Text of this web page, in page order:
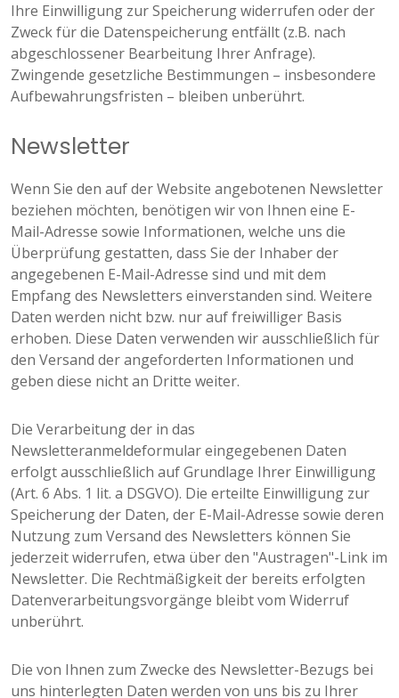
Ihre Einwilligung zur Speicherung widerrufen oder der
Zweck für die Datenspeicherung entfällt (z.B. nach
abgeschlossener Bearbeitung Ihrer Anfrage).
Zwingende gesetzliche Bestimmungen – insbesondere
Aufbewahrungsfristen – bleiben unberührt.
Newsletter
Wenn Sie den auf der Website angebotenen Newsletter
beziehen möchten, benötigen wir von Ihnen eine E-
Mail-Adresse sowie Informationen, welche uns die
Überprüfung gestatten, dass Sie der Inhaber der
angegebenen E-Mail-Adresse sind und mit dem
Empfang des Newsletters einverstanden sind. Weitere
Daten werden nicht bzw. nur auf freiwilliger Basis
erhoben. Diese Daten verwenden wir ausschließlich für
den Versand der angeforderten Informationen und
geben diese nicht an Dritte weiter.
Die Verarbeitung der in das
Newsletteranmeldeformular eingegebenen Daten
erfolgt ausschließlich auf Grundlage Ihrer Einwilligung
(Art. 6 Abs. 1 lit. a DSGVO). Die erteilte Einwilligung zur
Speicherung der Daten, der E-Mail-Adresse sowie deren
Nutzung zum Versand des Newsletters können Sie
jederzeit widerrufen, etwa über den "Austragen"-Link im
Newsletter. Die Rechtmäßigkeit der bereits erfolgten
Datenverarbeitungsvorgänge bleibt vom Widerruf
unberührt.
Die von Ihnen zum Zwecke des Newsletter-Bezugs bei
uns hinterlegten Daten werden von uns bis zu Ihrer